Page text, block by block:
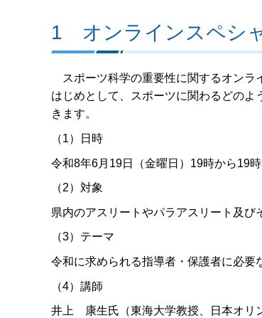
1 オンラインスペシ
スポーツ科学の重要性に関するオンラ
はじめとして、スポーツに関わるどの
きます。
（1）日時
令和8年6月19日（金曜日）19時から19
（2）対象
県内のアスリートやパラアスリート及
（3）テーマ
令和に求められる指導者・保護者に必要
（4）講師
井上 康生氏（東海大学教授、日本オリ